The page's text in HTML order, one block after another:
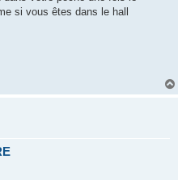
si vous êtes dans le hall